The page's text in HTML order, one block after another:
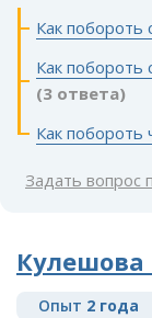
Как побороть
Как побороть
(3 ответа)
Как побороть
Задать вопрос
Кулешова
Опыт 2 года